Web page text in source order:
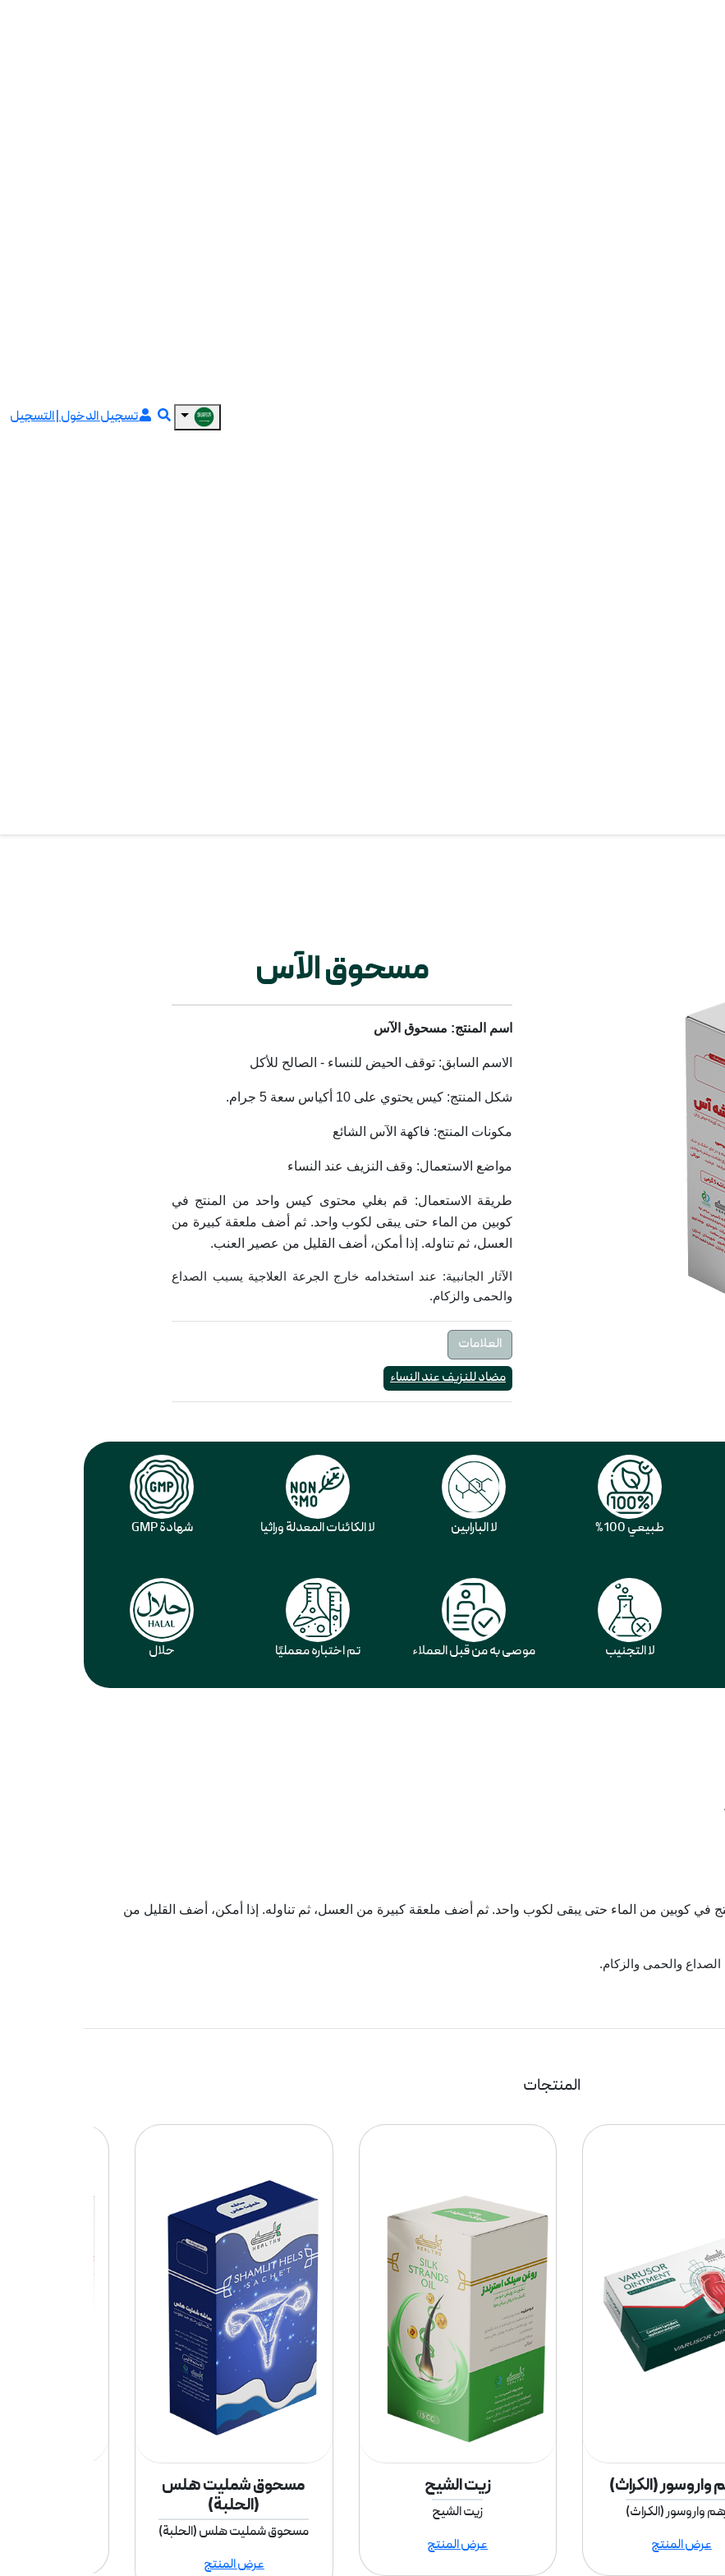
تسجيل الدخول | التسجيل
مسحوق الآس
اسم المنتج: مسحوق الآس
الاسم السابق: توقف الحيض للنساء - الصالح للأكل
شكل المنتج: كيس يحتوي على 10 أكياس سعة 5 جرام.
مكونات المنتج: فاكهة الآس الشائع
مواضع الاستعمال: وقف النزيف عند النساء
طريقة الاستعمال: قم بغلي محتوى كيس واحد من المنتج في
كوبين من الماء حتى يبقى لكوب واحد. ثم أضف ملعقة كبيرة من
العسل، ثم تناوله. إذا أمكن، أضف القليل من عصير العنب.
الآثار الجانبية: عند استخدامه خارج الجرعة العلاجية يسبب الصداع
والحمى والزكام.
العلامات
مضاد للنزيف عند النساء
طبيعي 100% لا البارابين لا الكائنات المعدلة وراثيا شهادة GMP
لا التجنيب موصى به من قبل العملاء تم اختباره معمليًا حلال
في كوبين من الماء حتى يبقى لكوب واحد. ثم أضف ملعقة كبيرة من العسل، ثم تناوله. إذا أمكن، أضف القليل من
الصداع والحمى والزكام.
المنتجات
واروسور (الكراث)
واروسور (الكراث)
عرض المنتج
زيت الشيح
زيت الشيح
عرض المنتج
مسحوق شمليت هلس
(الحلبة)
مسحوق شمليت هلس (الحلبة)
عرض المنتج